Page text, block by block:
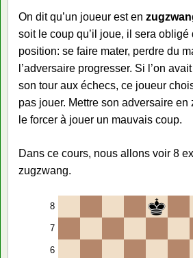
On dit qu’un joueur est en
soit le coup qu’il joue, il sera obligé
position: se faire mater, perdre du
l’adversaire progresser. Si l’on
son tour aux échecs, ce joueur
pas jouer. Mettre son adversaire
le forcer à jouer un mauvais coup.
Dans ce cours, nous allons voir 8
zugzwang.
8
7
6